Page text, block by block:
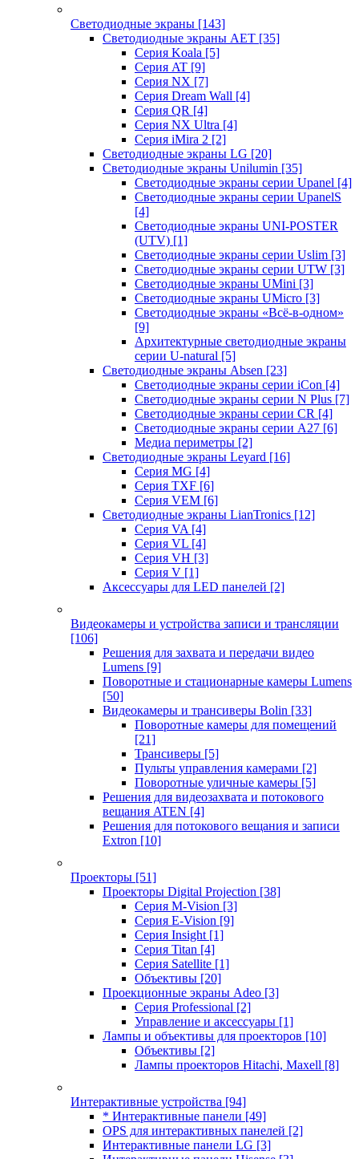
Светодиодные экраны [143]
Светодиодные экраны AET [35]
Cерия Koala [5]
Серия AT [9]
Серия NX [7]
Серия Dream Wall [4]
Серия QR [4]
Серия NX Ultra [4]
Серия iMira 2 [2]
Светодиодные экраны LG [20]
Светодиодные экраны Unilumin [35]
Светодиодные экраны серии Upanel [4]
Светодиодные экраны серии UpanelS
[4]
Светодиодные экраны UNI-POSTER
(UTV) [1]
Светодиодные экраны серии Uslim [3]
Светодиодные экраны серии UTW [3]
Светодиодные экраны UMini [3]
Светодиодные экраны UMicro [3]
Светодиодные экраны «Всё-в-одном»
[9]
Архитектурные светодиодные экраны
серии U-natural [5]
Светодиодные экраны Absen [23]
Светодиодные экраны серии iCon [4]
Светодиодные экраны серии N Plus [7]
Светодиодные экраны серии CR [4]
Светодиодные экраны серии А27 [6]
Медиа периметры [2]
Светодиодные экраны Leyard [16]
Серия MG [4]
Серия TXF [6]
Серия VEM [6]
Светодиодные экраны LianTronics [12]
Серия VA [4]
Серия VL [4]
Серия VH [3]
Серия V [1]
Аксессуары для LED панелей [2]
Видеокамеры и устройства записи и трансляции
[106]
Решения для захвата и передачи видео
Lumens [9]
Поворотные и стационарные камеры Lumens
[50]
Видеокамеры и трансиверы Bolin [33]
Поворотные камеры для помещений
[21]
Трансиверы [5]
Пульты управления камерами [2]
Поворотные уличные камеры [5]
Решения для видеозахвата и потокового
вещания ATEN [4]
Решения для потокового вещания и записи
Extron [10]
Проекторы [51]
Проекторы Digital Projection [38]
Серия M-Vision [3]
Серия E-Vision [9]
Серия Insight [1]
Серия Titan [4]
Серия Satellite [1]
Объективы [20]
Проекционные экраны Adeo [3]
Серия Professional [2]
Управление и аксессуары [1]
Лампы и объективы для проекторов [10]
Объективы [2]
Лампы проекторов Hitachi, Maxell [8]
Интерактивные устройства [94]
* Интерактивные панели [49]
OPS для интерактивных панелей [2]
Интерактивные панели LG [3]